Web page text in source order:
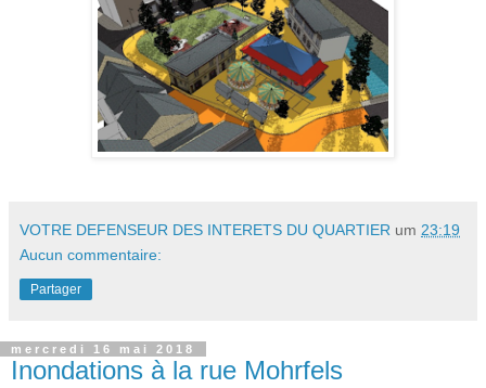
VOTRE DEFENSEUR DES INTERETS DU QUARTIER um 23:19
Aucun commentaire:
Partager
mercredi 16 mai 2018
Inondations à la rue Mohrfels